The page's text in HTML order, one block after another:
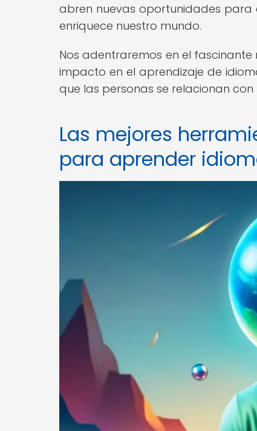
abren nuevas oportunidades
enriquece nuestro mundo.
Nos adentraremos en el
impacto en el aprendizaje de
que las personas se relacionan
Las mejores
para aprender